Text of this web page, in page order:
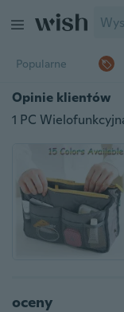
Popularne
Opinie klientów
oceny